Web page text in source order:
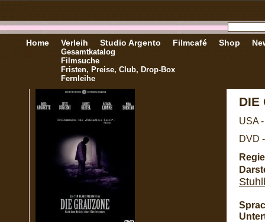
Home Verleih
Gesamtkatalog
Filmsuche
Fristen, Preise, Club, Drop-Box
Fernleihe
Studio Argento Filmcafé Shop
DIE
USA
DVD